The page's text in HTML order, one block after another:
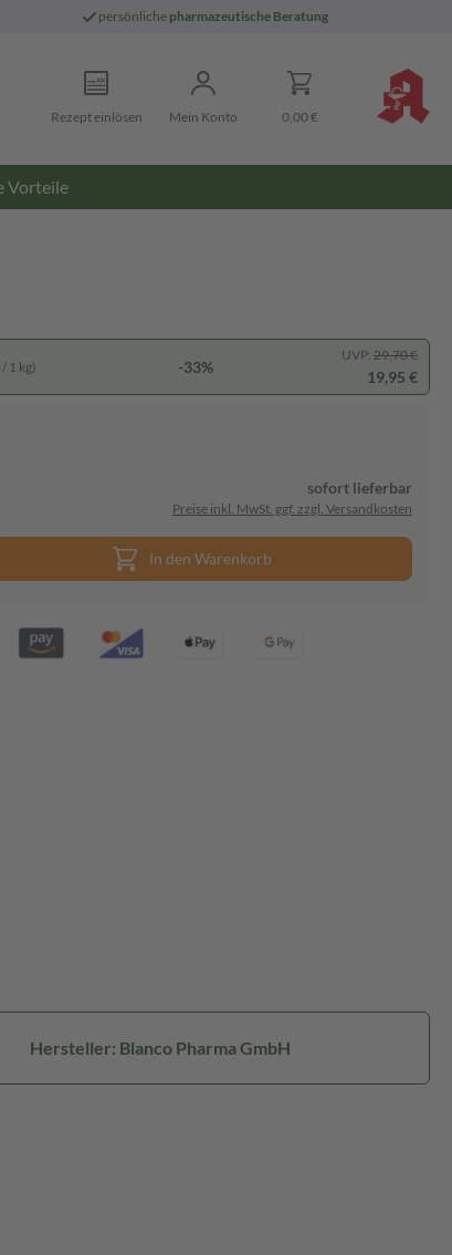
persönliche pharmazeutische Beratung
Rezept einlösen Mein Konto 0,00 €
Vorteile
1 kg) -33%
UVP: 29,70 €
19,95 €
sofort lieferbar
Preise inkl. MwSt. ggf. zzgl. Versandkosten
In den Warenkorb
Hersteller: Blanco Pharma GmbH